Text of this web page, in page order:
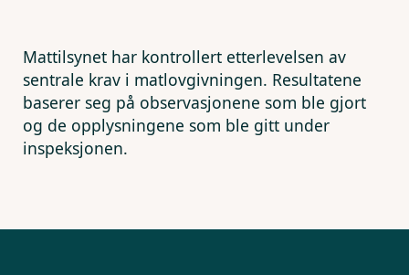
Mattilsynet har kontrollert etterlevelsen av
sentrale krav i matlovgivningen. Resultatene
baserer seg på observasjonene som ble gjort
og de opplysningene som ble gitt under
inspeksjonen.